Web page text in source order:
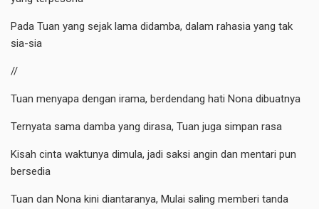
Pada Tuan yang sejak lama didamba, dalam rahasia yang tak
sia-sia
//
Tuan menyapa dengan irama, berdendang hati Nona dibuatnya
Ternyata sama damba yang dirasa, Tuan juga simpan rasa
Kisah cinta waktunya dimula, jadi saksi angin dan mentari pun
bersedia
Tuan dan Nona kini diantaranya, Mulai saling memberi tanda